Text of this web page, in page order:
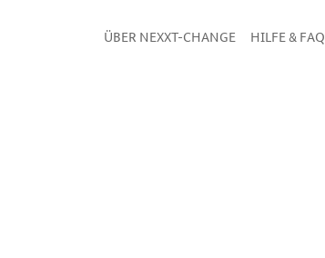
ÜBER NEXXT-CHANGE HILFE & FAQ